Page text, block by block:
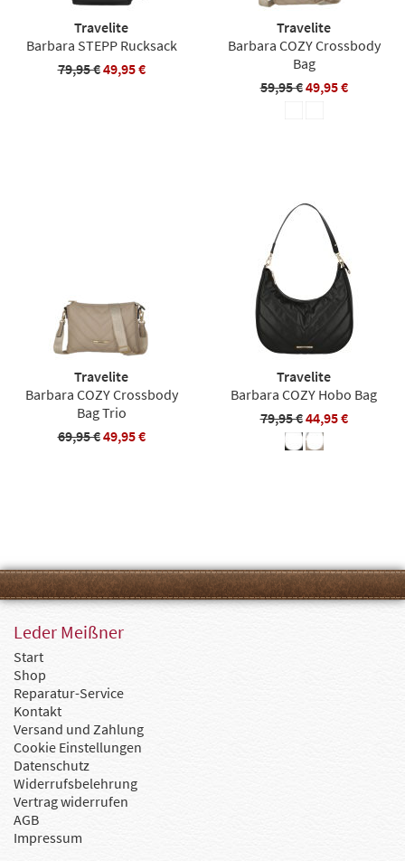
Travelite
Barbara STEPP Rucksack
79,95 €49,95 €
Travelite
Barbara COZY Crossbody
Bag
59,95 €49,95 €
Travelite
Barbara COZY Crossbody
Bag Trio
69,95 €49,95 €
Travelite
Barbara COZY Hobo Bag
79,95 €44,95 €
Leder Meißner
Start
Shop
Reparatur-Service
Kontakt
Versand und Zahlung
Cookie Einstellungen
Datenschutz
Widerrufsbelehrung
Vertrag widerrufen
AGB
Impressum